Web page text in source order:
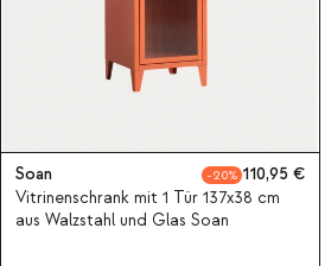
Soan 20
110,95
Vitrinenschrank mit 1 Tür 137x38 cm
aus Walzstahl und Glas Soan